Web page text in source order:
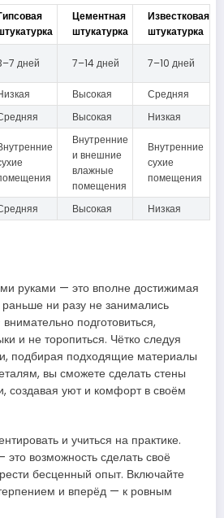
Цементная
штукатурка
Известковая
штукатурка
дней 7–14 дней 7–10 дней
Высокая
Средняя
Высокая Низкая
Внутренние
и внешние
влажные
помещения
Внутренние
сухие
помещения
Высокая Низкая
руками — это вполне достижимая
ни разу не занимались
подготовиться,
и не торопиться. Чётко следуя
подбирая подходящие материалы
вы сможете сделать стены
создавая уют и комфорт в своём
и учиться на практике.
возможность сделать своё
бесценный опыт. Включайте
и вперёд — к ровным